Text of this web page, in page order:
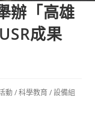
辦「高雄
成果
動 / 科學教育 / 設備組